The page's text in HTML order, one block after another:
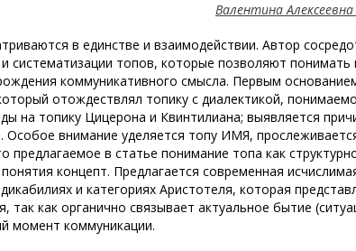
Валентина
в единстве и взаимодействии. Автор
систематизации топов, которые позволяют понимать
коммуникативного смысла. Первым
отождествлял топику с диалектикой,
на топику Цицерона и Квинтилиана; выявляется
внимание уделяется топу ИМЯ,
предлагаемое в статье понимание топа как
концепт. Предлагается современная
и категориях Аристотеля, которая
как органично связывает актуальное бытие
момент коммуникации.